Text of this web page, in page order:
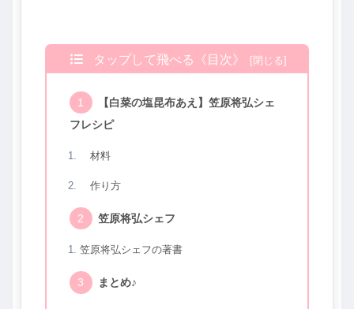
タップして飛べる《目次》
【白菜の塩昆布あえ】笠原将弘シェ
フレシピ
材料
作り方
笠原将弘シェフ
笠原将弘シェフの著書
まとめ♪